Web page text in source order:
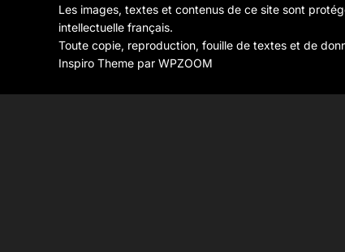
Les images, textes et contenus de ce site sont
intellectuelle français.
Toute copie, reproduction, fouille de textes et de
Inspiro Theme par WPZOOM